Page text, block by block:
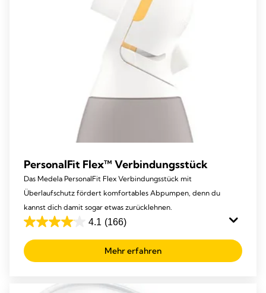
PersonalFit Flex™ Verbindungsstück
Das Medela PersonalFit Flex Verbindungsstück mit
Überlaufschutz fördert komfortables Abpumpen, denn du
kannst dich damit sogar etwas zurücklehnen.
4.1 (166)
4.1
von
5
Mehr erfahren